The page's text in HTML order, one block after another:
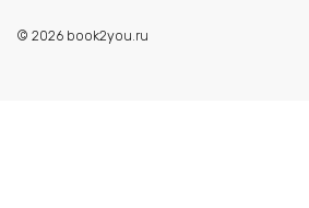
© 2026 book2you.ru